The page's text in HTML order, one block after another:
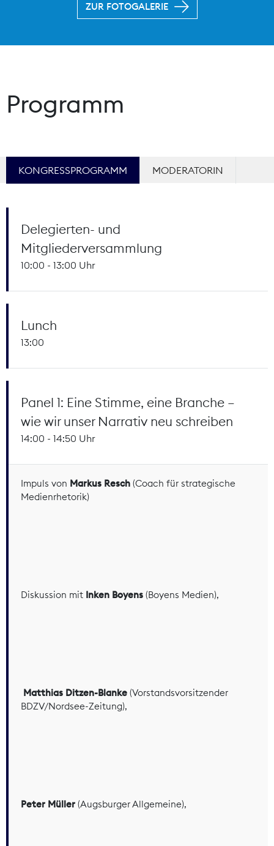
ZUR FOTOGALERIE
Programm
KONGRESSPROGRAMM MODERATORIN
Delegierten- und
Mitgliederversammlung
10:00 - 13:00 Uhr
Lunch
13:00
Panel 1: Eine Stimme, eine Branche –
wie wir unser Narrativ neu schreiben
14:00 - 14:50 Uhr
Impuls von Markus Resch (Coach für strategische
Medienrhetorik)
Diskussion mit Inken Boyens (Boyens Medien),
Matthias Ditzen-Blanke (Vorstandsvorsitzender
BDZV/Nordsee-Zeitung),
Peter Müller (Augsburger Allgemeine),